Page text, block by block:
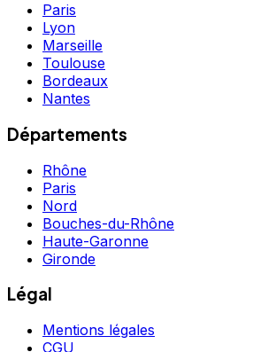
Paris
Lyon
Marseille
Toulouse
Bordeaux
Nantes
Départements
Rhône
Paris
Nord
Bouches-du-Rhône
Haute-Garonne
Gironde
Légal
Mentions légales
CGU